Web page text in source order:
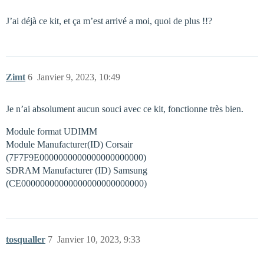
J’ai déjà ce kit, et ça m’est arrivé a moi, quoi de plus !!?
Zimt Janvier 9, 2023, 10:49
6
Je n’ai absolument aucun souci avec ce kit, fonctionne très bien.
Module format UDIMM
Module Manufacturer(ID) Corsair
(7F7F9E0000000000000000000000)
SDRAM Manufacturer (ID) Samsung
(CE00000000000000000000000000)
tosqualler Janvier 10, 2023, 9:33
7